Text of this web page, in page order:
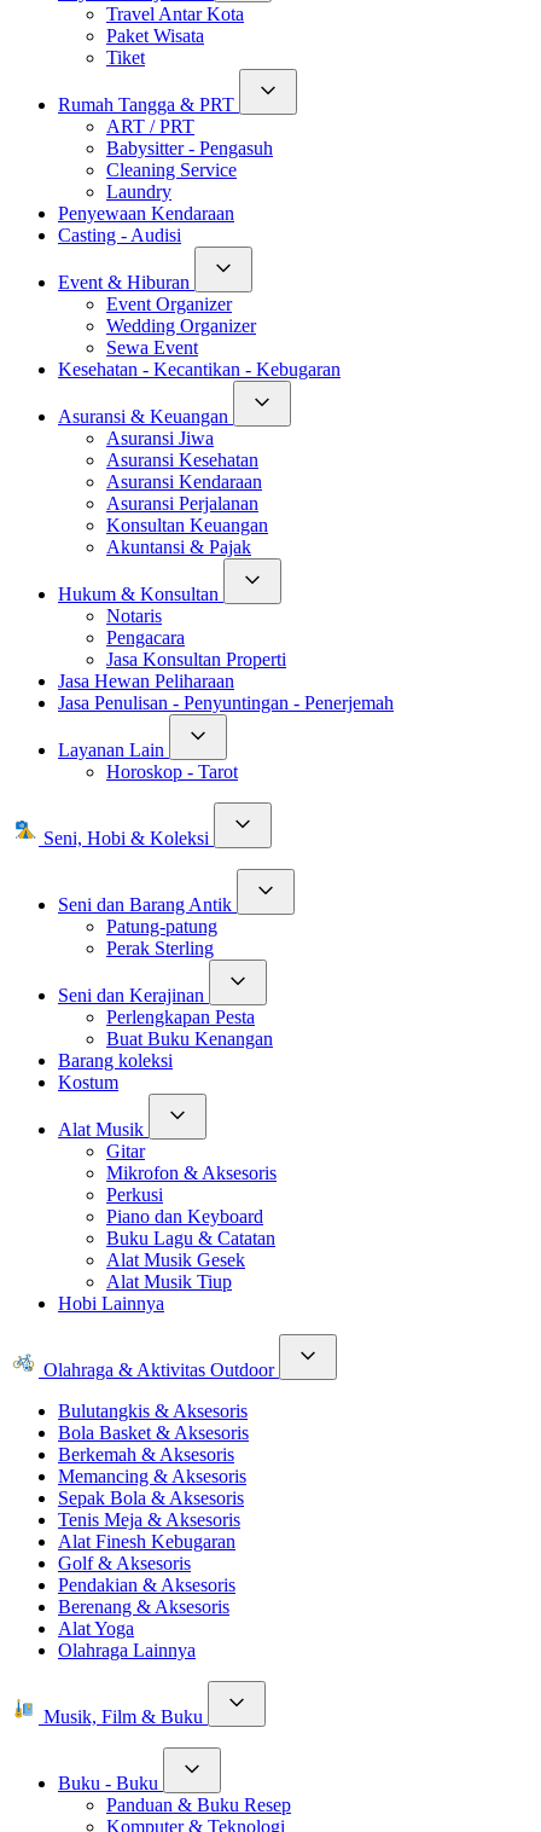
Travel Antar Kota
Paket Wisata
Tiket
Rumah Tangga & PRT
ART / PRT
Babysitter - Pengasuh
Cleaning Service
Laundry
Penyewaan Kendaraan
Casting - Audisi
Event & Hiburan
Event Organizer
Wedding Organizer
Sewa Event
Kesehatan - Kecantikan - Kebugaran
Asuransi & Keuangan
Asuransi Jiwa
Asuransi Kesehatan
Asuransi Kendaraan
Asuransi Perjalanan
Konsultan Keuangan
Akuntansi & Pajak
Hukum & Konsultan
Notaris
Pengacara
Jasa Konsultan Properti
Jasa Hewan Peliharaan
Jasa Penulisan - Penyuntingan - Penerjemah
Layanan Lain
Horoskop - Tarot
Seni, Hobi & Koleksi
Seni dan Barang Antik
Patung-patung
Perak Sterling
Seni dan Kerajinan
Perlengkapan Pesta
Buat Buku Kenangan
Barang koleksi
Kostum
Alat Musik
Gitar
Mikrofon & Aksesoris
Perkusi
Piano dan Keyboard
Buku Lagu & Catatan
Alat Musik Gesek
Alat Musik Tiup
Hobi Lainnya
Olahraga & Aktivitas Outdoor
Bulutangkis & Aksesoris
Bola Basket & Aksesoris
Berkemah & Aksesoris
Memancing & Aksesoris
Sepak Bola & Aksesoris
Tenis Meja & Aksesoris
Alat Finesh Kebugaran
Golf & Aksesoris
Pendakian & Aksesoris
Berenang & Aksesoris
Alat Yoga
Olahraga Lainnya
Musik, Film & Buku
Buku - Buku
Panduan & Buku Resep
Komputer & Teknologi